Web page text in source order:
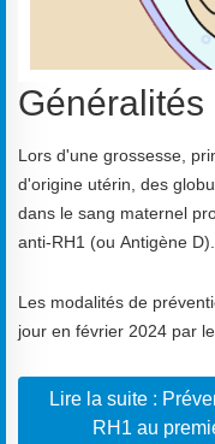
Généralités
Lors d'une grossesse,
d'origine utérin, des
dans le sang maternel
anti-RH1 (ou Antigène D).
Les modalités de
jour en février 2024 par le
Lire la suite :
RH1 au